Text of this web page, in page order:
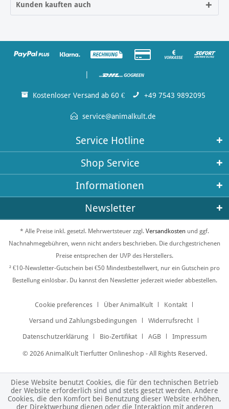
Kunden kauften auch
Kostenloser Versand ab 60 € +49 7543 9892095
service@animalkult.de
Service Hotline
Shop Service
Informationen
Newsletter
* Alle Preise inkl. gesetzl. Mehrwertsteuer zzgl. Versandkosten und ggf.
Nachnahmegebühren, wenn nicht anders beschrieben. Die durchgestrichenen
Preise entsprechen der UVP des Herstellers.
² €10-Newsletter-Gutschein bei €50 Mindestbestellwert, nur ein Gutschein pro
Bestellung einlösbar. Du kannst den Newsletter jederzeit wieder abbestellen.
Cookie preferences Über AnimalKult Kontakt
Versand und Zahlungsbedingungen Widerrufsrecht
Datenschutzerklärung Bio-Zertifikat AGB Impressum
© 2026 AnimalKult Tierfutter Onlineshop - All Rights Reserved.
Diese Website benutzt Cookies, die für den technischen Betrieb
der Website erforderlich sind und stets gesetzt werden. Andere
Cookies, die den Komfort bei Benutzung dieser Website erhöhen,
der Direktwerbung dienen oder die Interaktion mit anderen